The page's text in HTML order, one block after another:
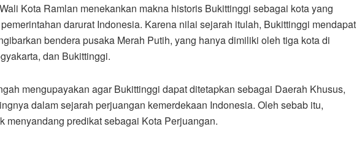
Kota Ramlan menekankan makna historis Bukittinggi sebagai kota yang
darurat Indonesia. Karena nilai sejarah itulah, Bukittinggi mendapat
bendera pusaka Merah Putih, yang hanya dimiliki oleh tiga kota di
dan Bukittinggi.
mengupayakan agar Bukittinggi dapat ditetapkan sebagai Daerah Khusus,
dalam sejarah perjuangan kemerdekaan Indonesia. Oleh sebab itu,
menyandang predikat sebagai Kota Perjuangan.